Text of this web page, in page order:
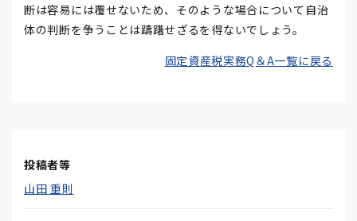
断は容易には覆せないため、そのような場合について自治
体の判断を争うことは躊躇せざるを得ないでしょう。
固定資産税実務Q＆A一覧に戻る
投稿者等
山田 重則